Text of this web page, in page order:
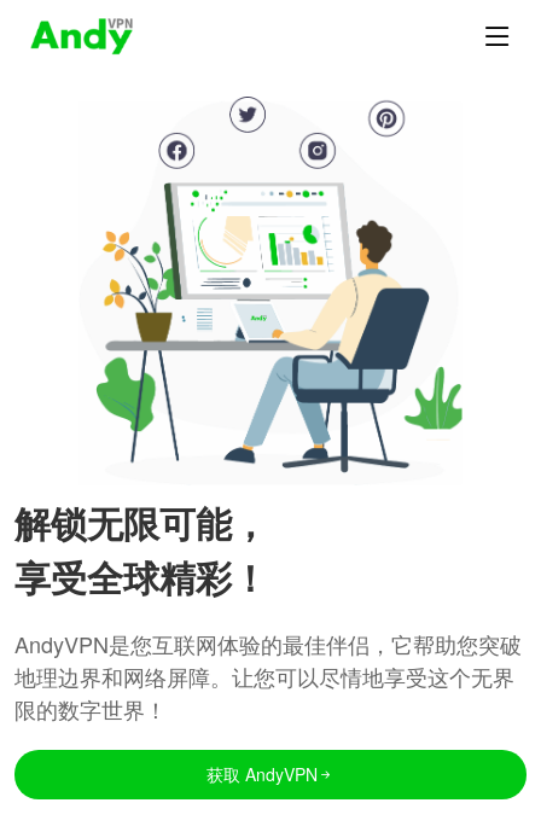
解锁无限可能，
享受全球精彩！
AndyVPN是您互联网体验的最佳伴侣，它帮助您突破
地理边界和网络屏障。让您可以尽情地享受这个无界
限的数字世界！
获取 AndyVPN